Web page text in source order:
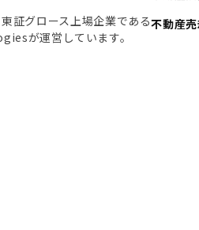
証グロース上場企業である
が運営しています。
不動産